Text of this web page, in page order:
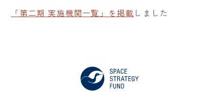
「第二期 実施機関一覧」を掲載 しました